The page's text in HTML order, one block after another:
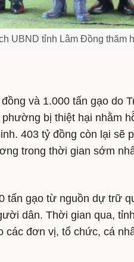
UBND tỉnh Lâm Đồng thăm
và 1.000 tấn gạo do
bị thiệt hại nhằm
403 tỷ đồng còn lại sẽ
trong thời gian sớm
tấn gạo từ nguồn dự trữ
dân. Thời gian qua,
các đơn vị, tổ chức, cá